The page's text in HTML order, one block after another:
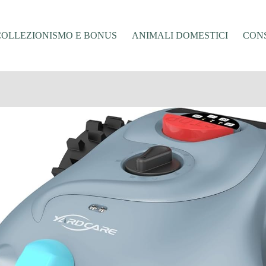
E BONUS ANIMALI DOMESTICI